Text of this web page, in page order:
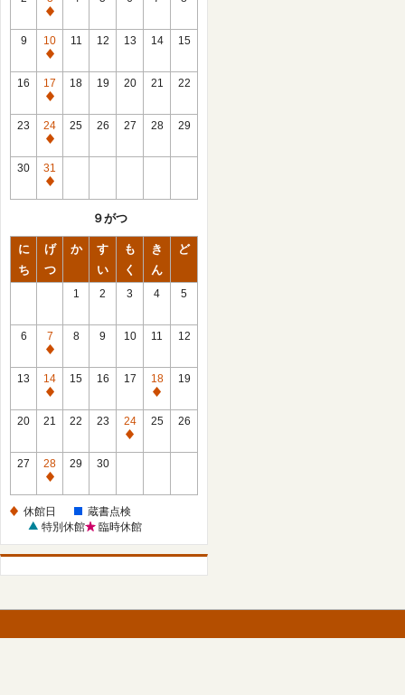
休
館
日
9
10
休
館
日
11 12 13 14 15
16
17
休
館
日
18 19 20 21 22
23
24
休
館
日
25 26 27 28 29
30
31
休
９がつ
に
ち
げ
つ
か
す
い
も
く
き
ん
ど
1 2 3 4 5
6
7
休
館
日
8 9 10 11 12
13
14
休
館
15 16 17
18
休
館
19
20 21 22 23
24
休
25 26
27
28
休
日
29 30
休館日
蔵書点検
特別休館
臨時休館